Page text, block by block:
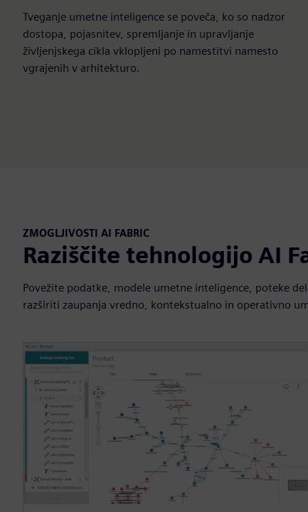
Tveganje umetne inteligence se poveča, ko so nadzor
dostopa, pojasnitev, spremljanje in upravljanje
življenjskega cikla vklopljeni po namestitvi namesto
vgrajenih v arhitekturo.
ZMOGLJIVOSTI AI FABRIC
Raziščite tehnologijo AI
Povežite podatke, modele umetne inteligence, poteke
razširiti zaupanja vredno, kontekstualno in operativno